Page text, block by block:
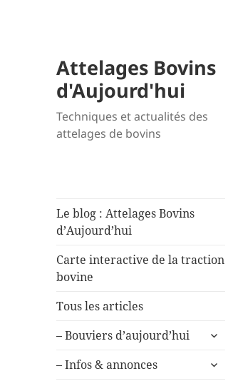
Attelages Bovins
d'Aujourd'hui
Techniques et actualités des
attelages de bovins
Le blog : Attelages Bovins
d’Aujourd’hui
Carte interactive de la traction
bovine
Tous les articles
– Bouviers d’aujourd’hui
ouvrir
sous-
– Infos & annonces
ouvrir